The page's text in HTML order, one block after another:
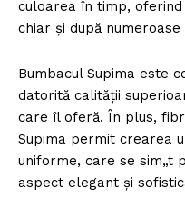
culoarea în timp,
chiar și după numeroase
Bumbacul Supima este
datorită calității
care îl oferă. În plus,
Supima permit crearea
uniforme, care se sim„t
aspect elegant și